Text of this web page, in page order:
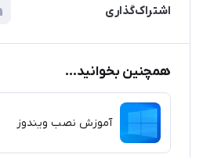
اشتراک‌گذاری
همچنین بخوانید...
آموزش نصب ویندوز